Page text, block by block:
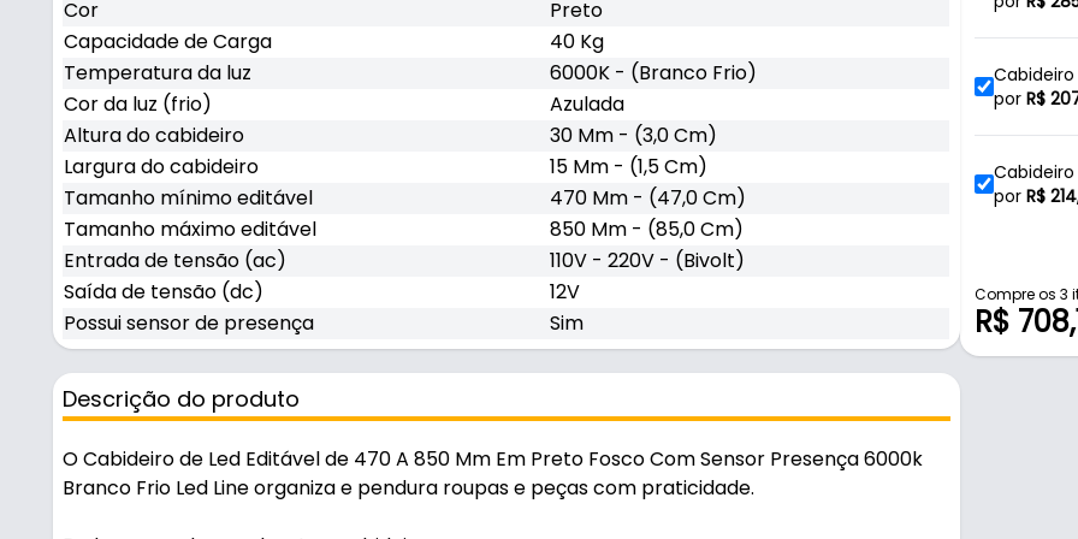
Cor
Preto
Capacidade de Carga
40 Kg
Temperatura da luz
6000K - (Branco Frio)
Cor da luz (frio)
Azulada
Altura do cabideiro
30 Mm - (3,0 Cm)
Largura do cabideiro
15 Mm - (1,5 Cm)
Tamanho mínimo editável
470 Mm - (47,0 Cm)
Tamanho máximo editável
850 Mm - (85,0 Cm)
Entrada de tensão (ac)
110V - 220V - (Bivolt)
Saída de tensão (dc)
12V
Possui sensor de presença
Sim
Descrição do produto
O Cabideiro de Led Editável de 470 A 850 Mm Em Preto Fosco Com Sensor Presença 6000k
Branco Frio Led Line organiza e pendura roupas e peças com praticidade.
Sensor
por R$
Sensor
por R$
Com
por R$
Compre os 3
R$